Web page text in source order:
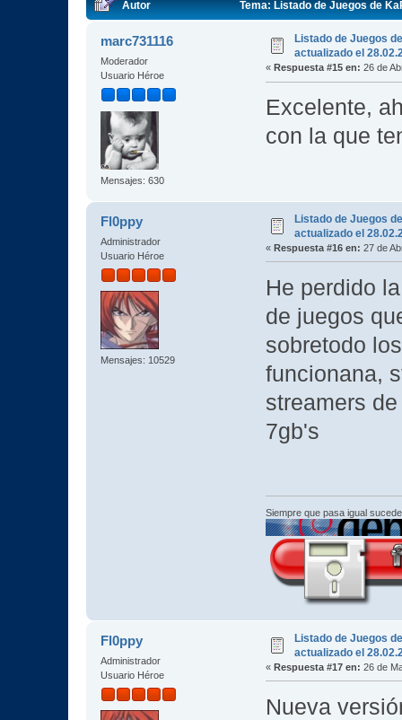
Autor Tema: Listado de Juegos de
marc731116
Moderador
Usuario Héroe
Mensajes: 630
Listado de Juegos
actualizado el
« Respuesta #15 en: 26 de
Excelente,
con la que
Fl0ppy
Administrador
Usuario Héroe
Mensajes: 10529
Listado de Juegos
actualizado el
« Respuesta #16 en: 27 de
He perdido
de juegos
sobretodo
funcionana,
streamers
7gb's
Siempre que pasa igual
Fl0ppy
Administrador
Usuario Héroe
Listado de Juegos
actualizado el
« Respuesta #17 en: 26 de
Nueva